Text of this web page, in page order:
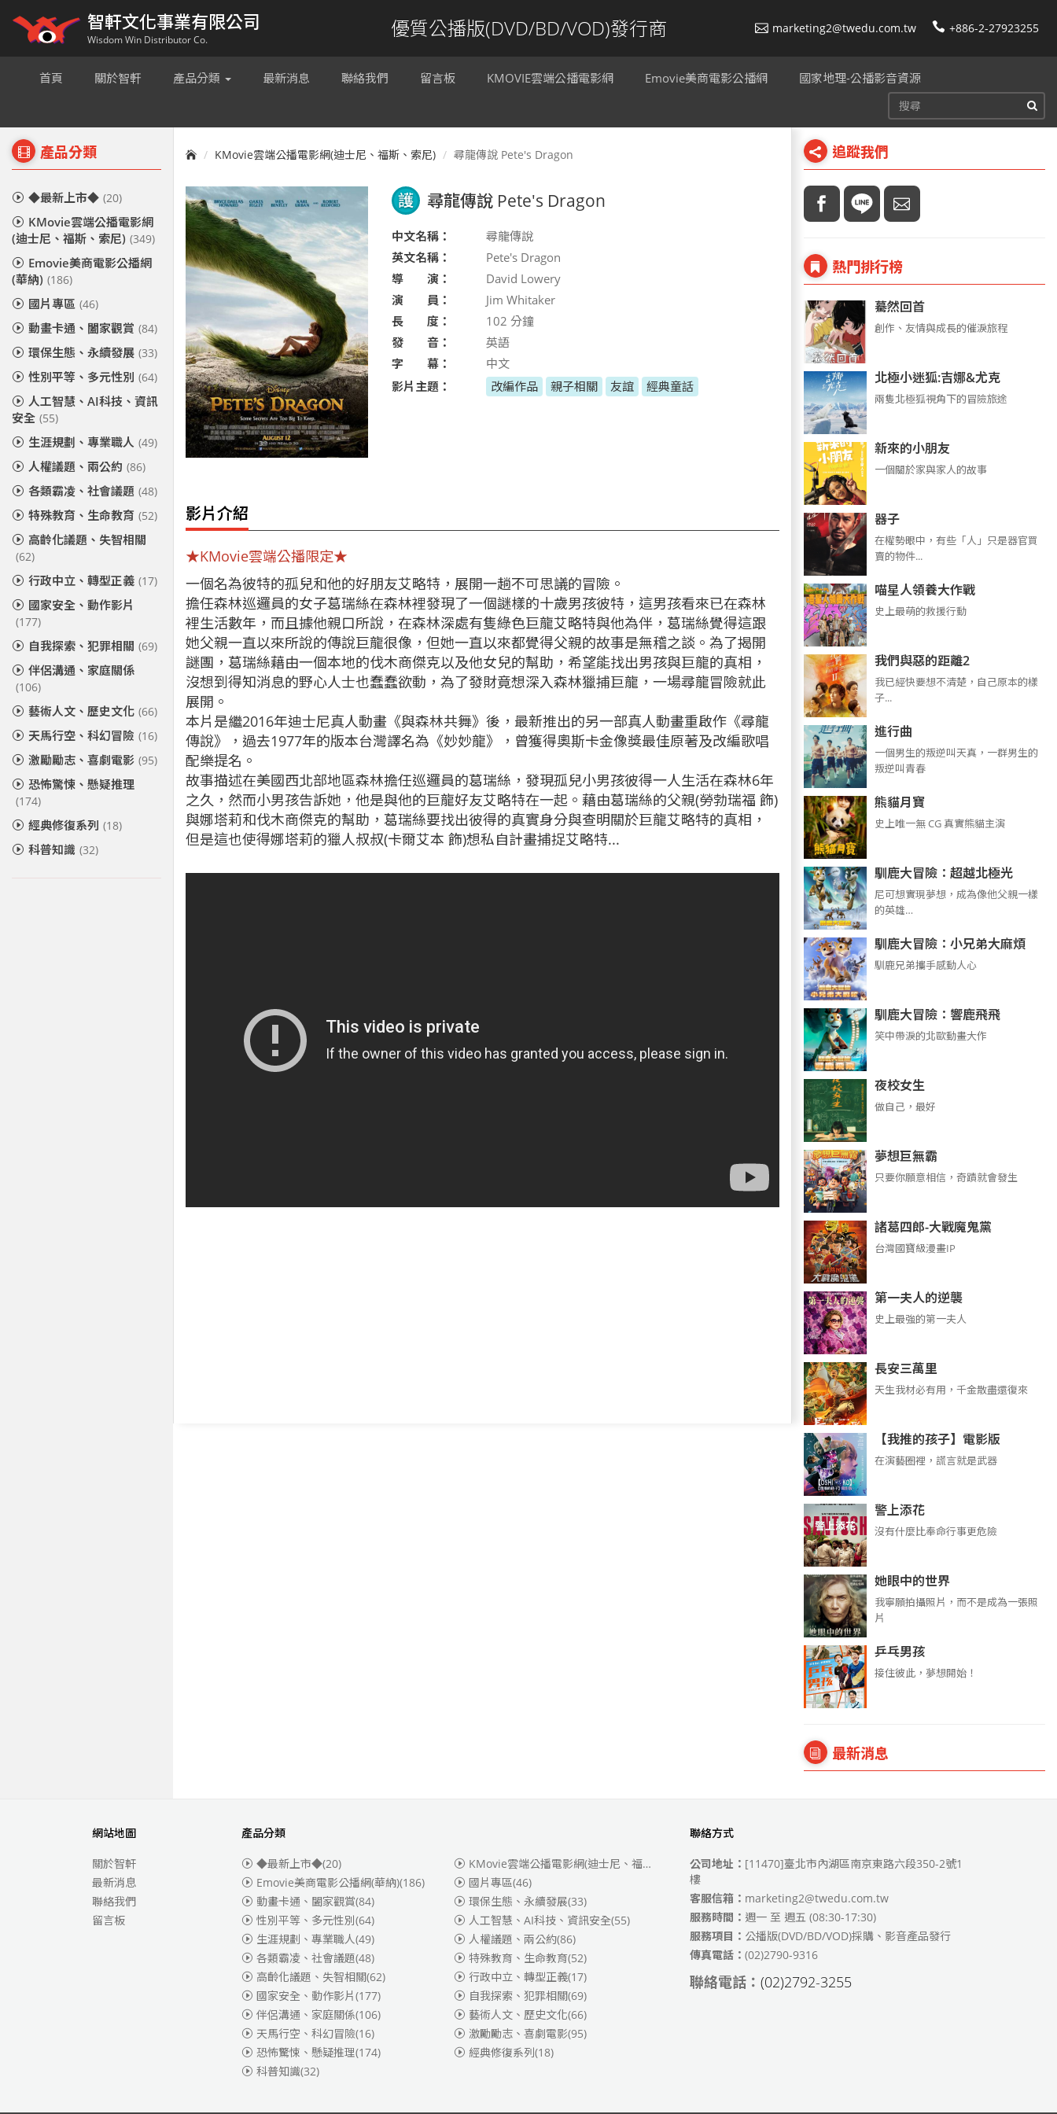
智軒文化事業有限公司
Wisdom Win Distributor Co. 優質公播版(DVD/BD/VOD)發行商 marketing2@twedu.com.tw +886-2-27923255
首頁 關於智軒 產品分類 最新消息 聯絡我們 留言板 KMOVIE雲端公播電影網 Emovie美商電影公播網 國家地理-公播影音資源
產品分類
◆最新上市◆ (20)
KMovie雲端公播電影網
(迪士尼、福斯、索尼) (349)
Emovie美商電影公播網
(華納) (186)
國片專區 (46)
動畫卡通、闔家觀賞 (84)
環保生態、永續發展 (33)
性別平等、多元性別 (64)
人工智慧、AI科技、資訊
安全 (55)
生涯規劃、專業職人 (49)
人權議題、兩公約 (86)
各類霸凌、社會議題 (48)
特殊教育、生命教育 (52)
高齡化議題、失智相關
(62)
行政中立、轉型正義 (17)
國家安全、動作影片
(177)
自我探索、犯罪相關 (69)
伴侶溝通、家庭關係
(106)
藝術人文、歷史文化 (66)
天馬行空、科幻冒險 (16)
激勵勵志、喜劇電影 (95)
恐怖驚悚、懸疑推理
(174)
經典修復系列 (18)
科普知識 (32)
KMovie雲端公播電影網(迪士尼、福斯、索尼) 尋龍傳說 Pete's Dragon
護 尋龍傳說 Pete's Dragon
中文名稱：
尋龍傳說
英文名稱：
Pete's Dragon
導 演：
David Lowery
演 員：
Jim Whitaker
長 度：
102 分鐘
發 音：
英語
字 幕：
中文
影片主題：
改編作品 親子相關 友誼 經典童話
影片介紹
★KMovie雲端公播限定★
一個名為彼特的孤兒和他的好朋友艾略特，展開一趟不可思議的冒險。
擔任森林巡邏員的女子葛瑞絲在森林裡發現了一個謎樣的十歲男孩彼特，這男孩看來已在森林
裡生活數年，而且據他親口所說，在森林深處有隻綠色巨龍艾略特與他為伴，葛瑞絲覺得這跟
她父親一直以來所說的傳說巨龍很像，但她一直以來都覺得父親的故事是無稽之談。為了揭開
謎團，葛瑞絲藉由一個本地的伐木商傑克以及他女兒的幫助，希望能找出男孩與巨龍的真相，
沒想到得知消息的野心人士也蠢蠢欲動，為了發財竟想深入森林獵捕巨龍，一場尋龍冒險就此
展開。
本片是繼2016年迪士尼真人動畫《與森林共舞》後，最新推出的另一部真人動畫重啟作《尋龍
傳說》，過去1977年的版本台灣譯名為《妙妙龍》，曾獲得奧斯卡金像獎最佳原著及改編歌唱
配樂提名。
故事描述在美國西北部地區森林擔任巡邏員的葛瑞絲，發現孤兒小男孩彼得一人生活在森林6年
之久，然而小男孩告訴她，他是與他的巨龍好友艾略特在一起。藉由葛瑞絲的父親(勞勃瑞福 飾)
與娜塔莉和伐木商傑克的幫助，葛瑞絲要找出彼得的真實身分與查明關於巨龍艾略特的真相，
但是這也使得娜塔莉的獵人叔叔(卡爾艾本 飾)想私自計畫捕捉艾略特...
追蹤我們
熱門排行榜
驀然回首
創作、友情與成長的催淚旅程
北極小迷狐:吉娜&尤克
兩隻北極狐視角下的冒險旅途
新來的小朋友
一個關於家與家人的故事
器子
在權勢眼中，有些「人」只是器官買
賣的物件...
喵星人領養大作戰
史上最萌的救援行動
我們與惡的距離2
我已經快要想不清楚，自己原本的樣
子...
進行曲
​​​一個男生的叛逆叫天真，一群男生的
叛逆叫青春
熊貓月寶
史上唯一無 CG 真實熊貓主演
馴鹿大冒險：超越北極光
尼可想實現夢想，成為像他父親一樣
的英雄…
馴鹿大冒險：小兄弟大麻煩
馴鹿兄弟攜手感動人心
馴鹿大冒險：響鹿飛飛
笑中帶淚的北歐動畫大作
夜校女生
做自己，最好
夢想巨無霸
只要你願意相信，奇蹟就會發生
諸葛四郎-大戰魔鬼黨
台灣國寶級漫畫IP
第一夫人的逆襲
史上最強的第一夫人
長安三萬里
天生我材必有用，千金散盡還復來
【我推的孩子】電影版
在演藝圈裡，謊言就是武器
警上添花
沒有什麼比奉命行事更危險
她眼中的世界
我寧願拍攝照片，而不是成為一張照
片
乒乓男孩
接住彼此，夢想開始！
最新消息
網站地圖
關於智軒
最新消息
聯絡我們
留言板
產品分類
◆最新上市◆(20) KMovie雲端公播電影網(迪士尼、福斯、索尼)
(349)
Emovie美商電影公播網(華納)(186) 國片專區(46)
動畫卡通、闔家觀賞(84) 環保生態、永續發展(33)
性別平等、多元性別(64) 人工智慧、AI科技、資訊安全(55)
生涯規劃、專業職人(49) 人權議題、兩公約(86)
各類霸凌、社會議題(48) 特殊教育、生命教育(52)
高齡化議題、失智相關(62) 行政中立、轉型正義(17)
國家安全、動作影片(177) 自我探索、犯罪相關(69)
伴侶溝通、家庭關係(106) 藝術人文、歷史文化(66)
天馬行空、科幻冒險(16) 激勵勵志、喜劇電影(95)
恐怖驚悚、懸疑推理(174) 經典修復系列(18)
科普知識(32)
聯絡方式
公司地址： [11470]臺北市內湖區南京東路六段350-2號1
樓
客服信箱： marketing2@twedu.com.tw
服務時間： 週一 至 週五 (08:30-17:30)
服務項目： 公播版(DVD/BD/VOD)採購、影音產品發行
傳真電話： (02)2790-9316
聯絡電話： (02)2792-3255